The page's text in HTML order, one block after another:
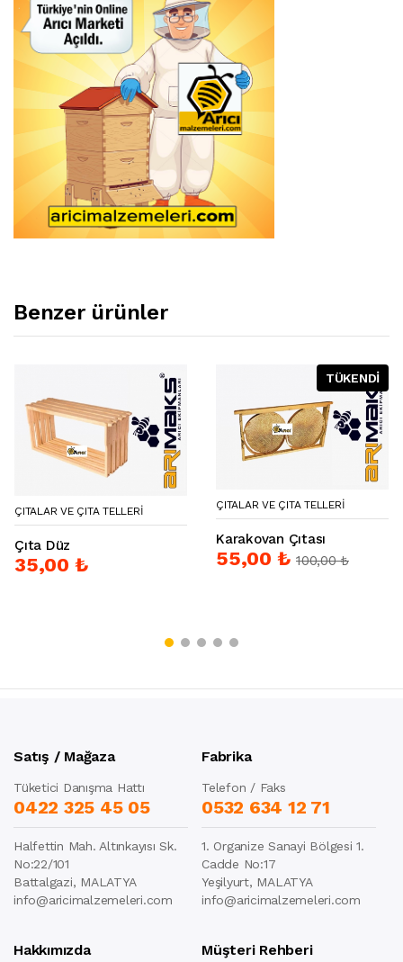
Benzer ürünler
ÇITALAR VE ÇITA TELLERI
Çıta Düz
35,00 ₺
TÜKENDİ
ÇITALAR VE ÇITA TELLERI
Karakovan Çıtası
55,00 ₺ 100,00 ₺
Satış / Mağaza
Tüketici Danışma Hattı
0422 325 45 05
Halfettin Mah. Altınkayısı Sk.
No:22/101
Battalgazi, MALATYA
info@aricimalzemeleri.com
Fabrika
Telefon / Faks
0532 634 12 71
1. Organize Sanayi Bölgesi 1.
Cadde No:17
Yeşilyurt, MALATYA
info@aricimalzemeleri.com
Hakkımızda Müşteri Rehberi